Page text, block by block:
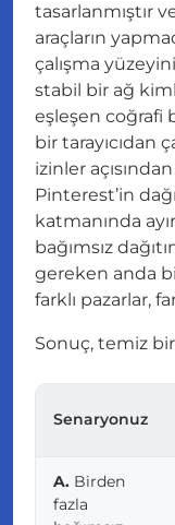
tasarlanmıştır
araçların
çalışma
stabil bir ağ
eşleşen coğrafi
bir tarayıcıdan
izinler
Pinterest’in
katmanında
bağımsız
gereken anda
farklı pazarlar,
Sonuç, temiz
Senaryonuz
A. Birden
fazla